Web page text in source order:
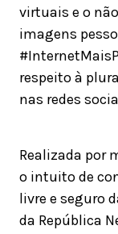
virtuais e o
imagens
respeito à
nas redes
Realizada por
o intuito de
livre e seguro
da República